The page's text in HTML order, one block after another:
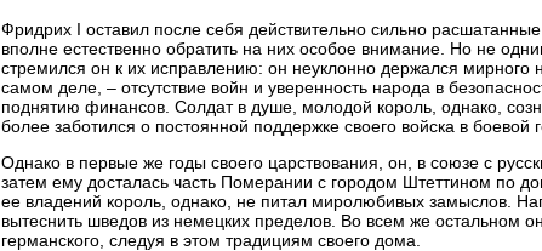
Фридрих I оставил после себя действительно сильно
вполне естественно обратить на них особое внимание. Но не
стремился он к их исправлению: он неуклонно держался мирного
самом деле, – отсутствие войн и уверенность народа в
поднятию финансов. Солдат в душе, молодой король, однако,
более заботился о постоянной поддержке своего войска в боевой
Однако в первые же годы своего царствования, он, в союзе с
затем ему досталась часть Померании с городом Штеттином по
ее владений король, однако, не питал миролюбивых замыслов.
вытеснить шведов из немецких пределов. Во всем же остальном
германского, следуя в этом традициям своего дома.